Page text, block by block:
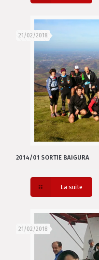
21/02/2018
2014/01 SORTIE BAIGURA
La suite
21/02/2018